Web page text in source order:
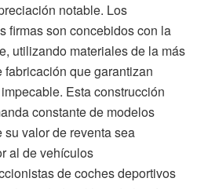
notable. Los
firmas son concebidos con la
utilizando materiales de la más
que garantizan
Esta construcción
constante de modelos
valor de reventa sea
al de vehículos
de coches deportivos